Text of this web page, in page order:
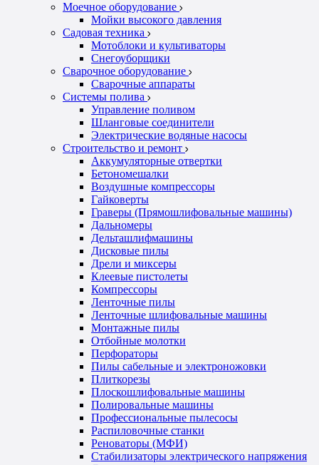
Моечное оборудование
Мойки высокого давления
Садовая техника
Мотоблоки и культиваторы
Снегоуборщики
Сварочное оборудование
Сварочные аппараты
Системы полива
Управление поливом
Шланговые соединители
Электрические водяные насосы
Строительство и ремонт
Аккумуляторные отвертки
Бетономешалки
Воздушные компрессоры
Гайковерты
Граверы (Прямошлифовальные машины)
Дальномеры
Дельташлифмашины
Дисковые пилы
Дрели и миксеры
Клеевые пистолеты
Компрессоры
Ленточные пилы
Ленточные шлифовальные машины
Монтажные пилы
Отбойные молотки
Перфораторы
Пилы сабельные и электроножовки
Плиткорезы
Плоскошлифовальные машины
Полировальные машины
Профессиональные пылесосы
Распиловочные станки
Реноваторы (МФИ)
Стабилизаторы электрического напряжения